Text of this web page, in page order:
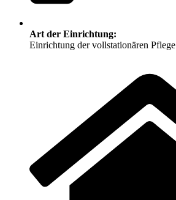
Art der Einrichtung:
Einrichtung der vollstationären Pflege